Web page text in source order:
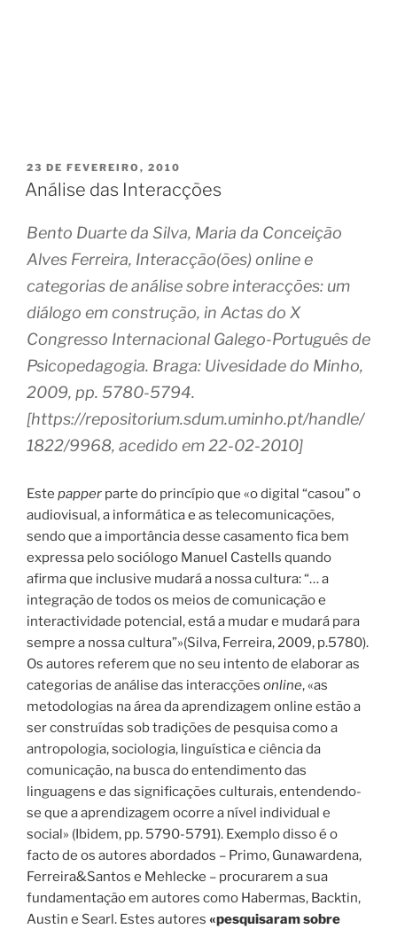
PUBLICADO
EM
23 DE FEVEREIRO, 2010
Análise das Interacções
Bento Duarte da Silva, Maria da Conceição
Alves Ferreira, Interacção(ões) online e
categorias de análise sobre interacções: um
diálogo em construção, in Actas do X
Congresso Internacional Galego-Português de
Psicopedagogia. Braga: Uivesidade do Minho,
2009, pp. 5780-5794.
[https://repositorium.sdum.uminho.pt/handle/
1822/9968, acedido em 22-02-2010]
Este papper parte do princípio que «o digital “casou” o
audiovisual, a informática e as telecomunicações,
sendo que a importância desse casamento fica bem
expressa pelo sociólogo Manuel Castells quando
afirma que inclusive mudará a nossa cultura: “… a
integração de todos os meios de comunicação e
interactividade potencial, está a mudar e mudará para
sempre a nossa cultura”»(Silva, Ferreira, 2009, p.5780).
Os autores referem que no seu intento de elaborar as
categorias de análise das interacções online, «as
metodologias na área da aprendizagem online estão a
ser construídas sob tradições de pesquisa como a
antropologia, sociologia, linguística e ciência da
comunicação, na busca do entendimento das
linguagens e das significações culturais, entendendo-
se que a aprendizagem ocorre a nível individual e
social» (Ibidem, pp. 5790-5791). Exemplo disso é o
facto de os autores abordados – Primo, Gunawardena,
Ferreira&Santos e Mehlecke – procurarem a sua
fundamentação em autores como Habermas, Backtin,
Austin e Searl. Estes autores «pesquisaram sobre